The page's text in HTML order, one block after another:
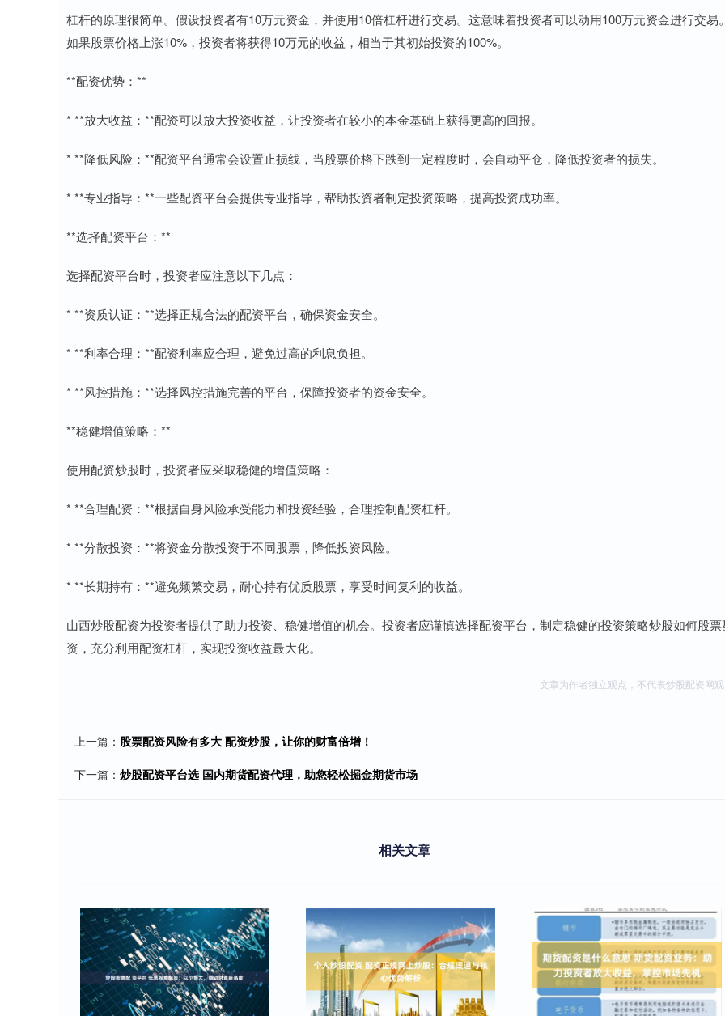
杠杆的原理很简单。假设投资者有10万元资金，并使用10倍杠杆进行交易。这意味着投资者可以动用100万元资金进行交易
如果股票价格上涨10%，投资者将获得10万元的收益，相当于其初始投资的100%。
**配资优势：**
* **放大收益：**配资可以放大投资收益，让投资者在较小的本金基础上获得更高的回报。
* **降低风险：**配资平台通常会设置止损线，当股票价格下跌到一定程度时，会自动平仓，降低投资者的损失。
* **专业指导：**一些配资平台会提供专业指导，帮助投资者制定投资策略，提高投资成功率。
**选择配资平台：**
选择配资平台时，投资者应注意以下几点：
* **资质认证：**选择正规合法的配资平台，确保资金安全。
* **利率合理：**配资利率应合理，避免过高的利息负担。
* **风控措施：**选择风控措施完善的平台，保障投资者的资金安全。
**稳健增值策略：**
使用配资炒股时，投资者应采取稳健的增值策略：
* **合理配资：**根据自身风险承受能力和投资经验，合理控制配资杠杆。
* **分散投资：**将资金分散投资于不同股票，降低投资风险。
* **长期持有：**避免频繁交易，耐心持有优质股票，享受时间复利的收益。
山西炒股配资为投资者提供了助力投资、稳健增值的机会。投资者应谨慎选择配资平台，制定稳健的投资策略炒股如何股票
资，充分利用配资杠杆，实现投资收益最大化。
文章为作者独立观点，不代表炒股配资网
上一篇： 股票配资风险有多大 配资炒股，让你的财富倍增！
下一篇： 炒股配资平台选 国内期货配资代理，助您轻松掘金期货市场
相关文章